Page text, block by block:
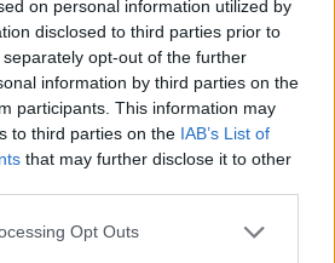
on personal information utilized by
disclosed to third parties prior to
opt-out of the further
information by third parties on the
participants. This information may
to third parties on the IAB’s List of
that may further disclose it to other
app uses one or more Google
Opt Outs
értesülj a friss hírekről a